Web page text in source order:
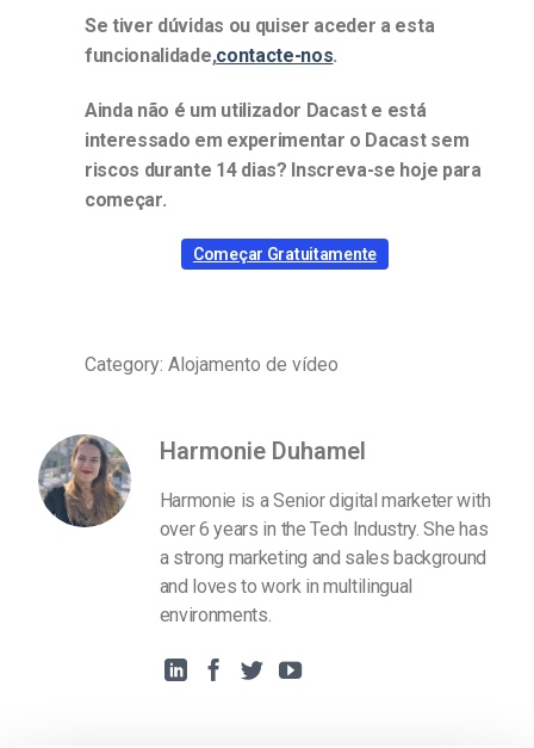
Se tiver dúvidas ou quiser aceder a esta
funcionalidade,contacte-nos.
Ainda não é um utilizador Dacast e está
interessado em experimentar o Dacast sem
riscos durante 14 dias? Inscreva-se hoje para
começar.
Começar Gratuitamente
Category: Alojamento de vídeo
Harmonie Duhamel
Harmonie is a Senior digital marketer with
over 6 years in the Tech Industry. She has
a strong marketing and sales background
and loves to work in multilingual
environments.